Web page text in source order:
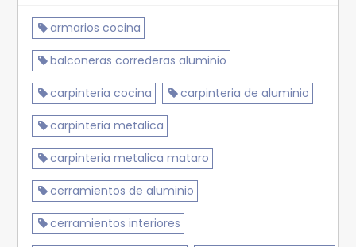
armarios cocina
balconeras correderas aluminio
carpinteria cocina carpinteria de aluminio
carpinteria metalica
carpinteria metalica mataro
cerramientos de aluminio
cerramientos interiores